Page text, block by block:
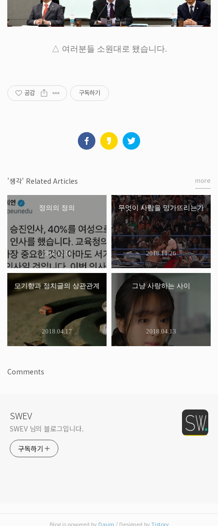
△ 여러분들 소원대로 됐습니다.
공감 구독하기
'생각' Related Articles
정의의 정의
2018.12.16
무엇이 사람을 망가뜨리는가
2018.11.26
모기향과 정치글의 상관관계
2018.04.17
그냥 사랑하는 사이
2018.04.13
more
Comments
SWEV
SWEV 님의 블로그입니다.
구독하기
Blog is powered by Daum / Designed byTistory